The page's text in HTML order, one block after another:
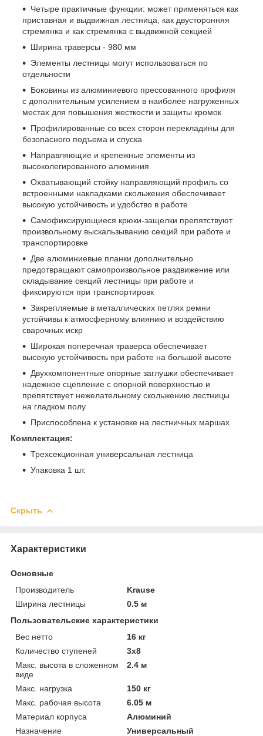
Четыре практичные функции: может применяться как
приставная и выдвижная лестница, как двусторонняя
стремянка и как стремянка с выдвижной секцией
Ширина траверсы - 980 мм
Элементы лестницы могут использоваться по
отдельности
Боковины из алюминиевого прессованного профиля
с дополнительным усилением в наиболее нагруженных
местах для повышения жесткости и защиты кромок
Профилированные со всех сторон перекладины для
безопасного подъема и спуска
Направляющие и крепежные элементы из
высоколегированного алюминия
Охватывающий стойку направляющий профиль со
встроенными накладками скольжения обеспечивает
высокую устойчивость и удобство в работе
Самофиксирующиеся крюки-защелки препятствуют
произвольному выскальзыванию секций при работе и
транспортировке
Две алюминиевые планки дополнительно
предотвращают самопроизвольное раздвижение или
складывание секций лестницы при работе и
фиксируются при транспортировк
Закрепляемые в металлических петлях ремни
устойчивы к атмосферному влиянию и воздействию
сварочных искр
Широкая поперечная траверса обеспечивает
высокую устойчивость при работе на большой высоте
Двухкомпонентные опорные заглушки обеспечивает
надежное сцепление с опорной поверхностью и
препятствует нежелательному скольжению лестницы
на гладком полу
Приспособлена к установке на лестничных маршах
Комплектация:
Трехсекционная универсальная лестница
Упаковка 1 шт.
Скрыть
Характеристики
Основные
Производитель
Krause
Ширина лестницы
0.5 м
Пользовательские характеристики
Вес нетто
16 кг
Количество ступеней
3х8
Макс. высота в сложенном
виде
2.4 м
Макс. нагрузка
150 кг
Макс. рабочая высота
6.05 м
Материал корпуса
Алюминий
Назначение
Универсальный